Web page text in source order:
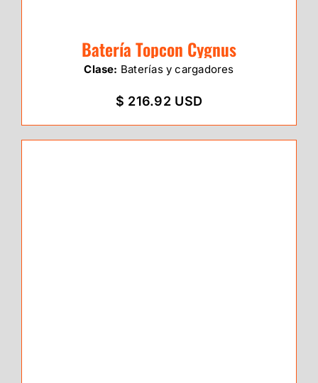
Batería Topcon Cygnus
Clase: Baterías y cargadores
$ 216.92 USD